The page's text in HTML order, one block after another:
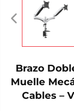
Brazo
Muelle
Cables –